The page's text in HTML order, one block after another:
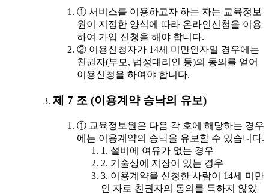
① 서비스를 이용하고자 하는 자는 교육정보
원이 지정한 양식에 따라 온라인신청을 이용
하여 가입 신청을 해야 합니다.
② 이용신청자가 14세 미만인자일 경우에는
친권자(부모, 법정대리인 등)의 동의를 얻어
이용신청을 하여야 합니다.
제 7 조 (이용계약 승낙의 유보)
① 교육정보원은 다음 각 호에 해당하는 경우
에는 이용계약의 승낙을 유보할 수 있습니다.
1. 설비에 여유가 없는 경우
2. 기술상에 지장이 있는 경우
3. 이용계약을 신청한 사람이 14세 미만
인 자로 친권자의 동의를 득하지 않았